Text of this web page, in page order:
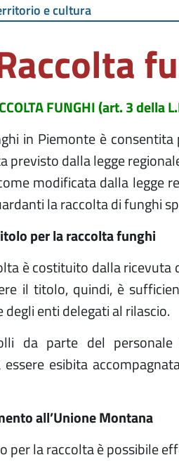
e cultura
FUNGHI (art. 3 della
in Piemonte è consentita
previsto dalla legge
modificata dalla legge
la raccolta di funghi
per la raccolta funghi
è costituito dalla
il titolo, quindi, è
enti delegati al rilascio.
da parte del
esibita
all’Unione Montana
per la raccolta è possibile